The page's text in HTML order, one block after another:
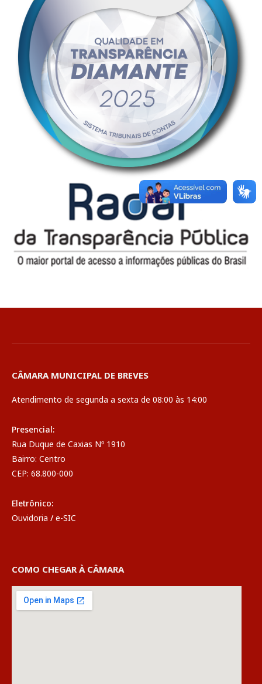
CÂMARA MUNICIPAL DE BREVES
Atendimento de segunda a sexta de 08:00 às 14:00
Presencial:
Rua Duque de Caxias Nº 1910
Bairro: Centro
CEP: 68.800-000
Eletrônico:
Ouvidoria / e-SIC
COMO CHEGAR À CÂMARA